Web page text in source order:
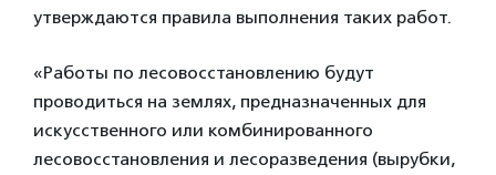
утверждаются правила выполнения таких работ.
«Работы по лесовосстановлению будут
проводиться на землях, предназначенных для
искусственного или комбинированного
лесовосстановления и лесоразведения (вырубки,